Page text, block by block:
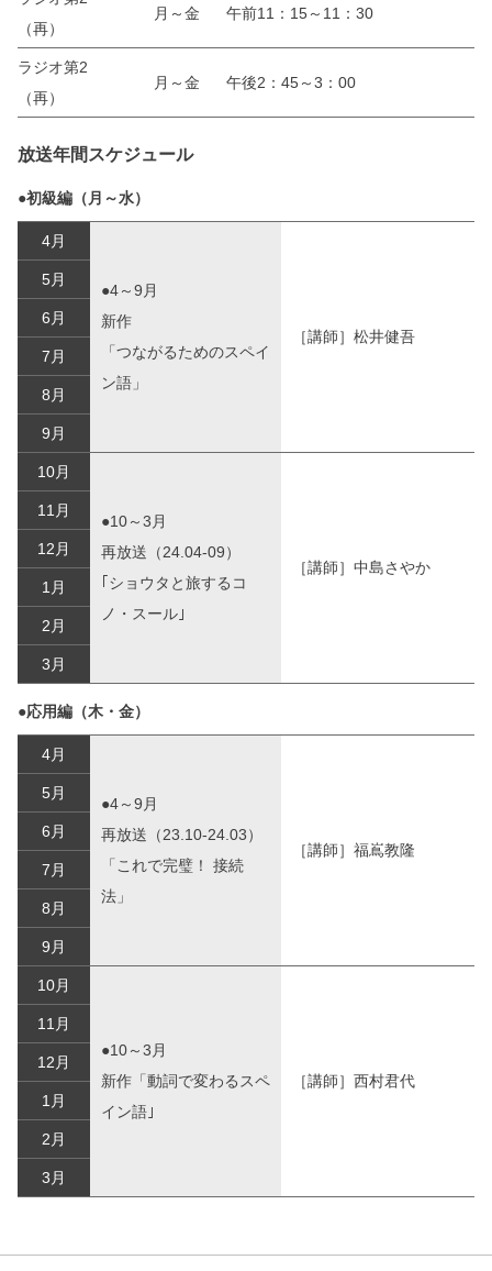
（再）
月～金 午前11：15～11：30
ラジオ第2
（再）
月～金 午後2：45～3：00
放送年間スケジュール
●初級編（月～水）
4月
●4～9月
新作
「つながるためのスペイ
ン語」
［講師］松井健吾
5月
6月
7月
8月
9月
10月
●10～3月
再放送（24.04-09）
｢ショウタと旅するコ
ノ・スール｣
［講師］中島さやか
11月
12月
1月
2月
3月
●応用編（木・金）
4月
●4～9月
再放送（23.10-24.03）
「これで完璧！ 接続
法」
［講師］福嶌教隆
5月
6月
7月
8月
9月
10月
●10～3月
新作「動詞で変わるスペ
イン語｣
［講師］西村君代
11月
12月
1月
2月
3月